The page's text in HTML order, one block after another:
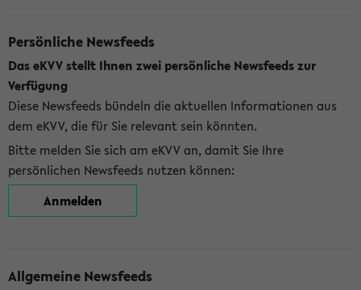
Persönliche Newsfeeds
Das eKVV stellt Ihnen zwei persönliche Newsfeeds zur
Verfügung
Diese Newsfeeds bündeln die aktuellen Informationen aus
dem eKVV, die für Sie relevant sein könnten.
Bitte melden Sie sich am eKVV an, damit Sie Ihre
persönlichen Newsfeeds nutzen können:
Anmelden
Allgemeine Newsfeeds